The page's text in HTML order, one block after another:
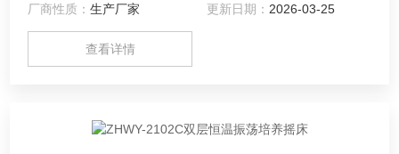
厂商性质：生产厂家 更新日期： 2026-03-25
查看详情